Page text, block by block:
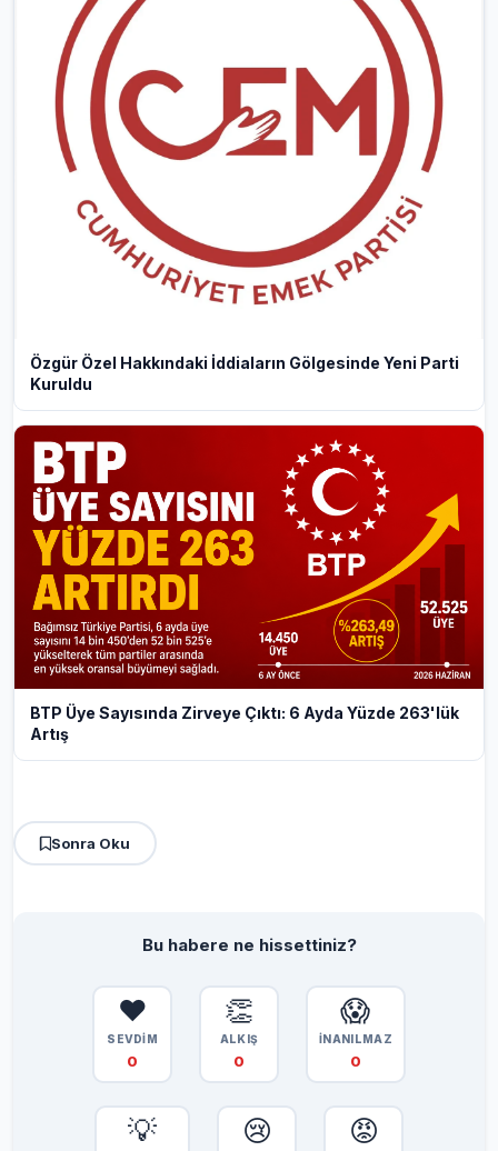
Özgür Özel Hakkındaki İddiaların Gölgesinde Yeni Parti
Kuruldu
BTP Üye Sayısında Zirveye Çıktı: 6 Ayda Yüzde 263'lük
Artış
Sonra Oku
Bu habere ne hissettiniz?
❤️
SEVDİM
0
👏
ALKIŞ
0
😱
İNANILMAZ
0
💡 😢 😡